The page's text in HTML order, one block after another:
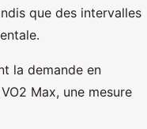
que des intervalles
la demande en
Max, une mesure